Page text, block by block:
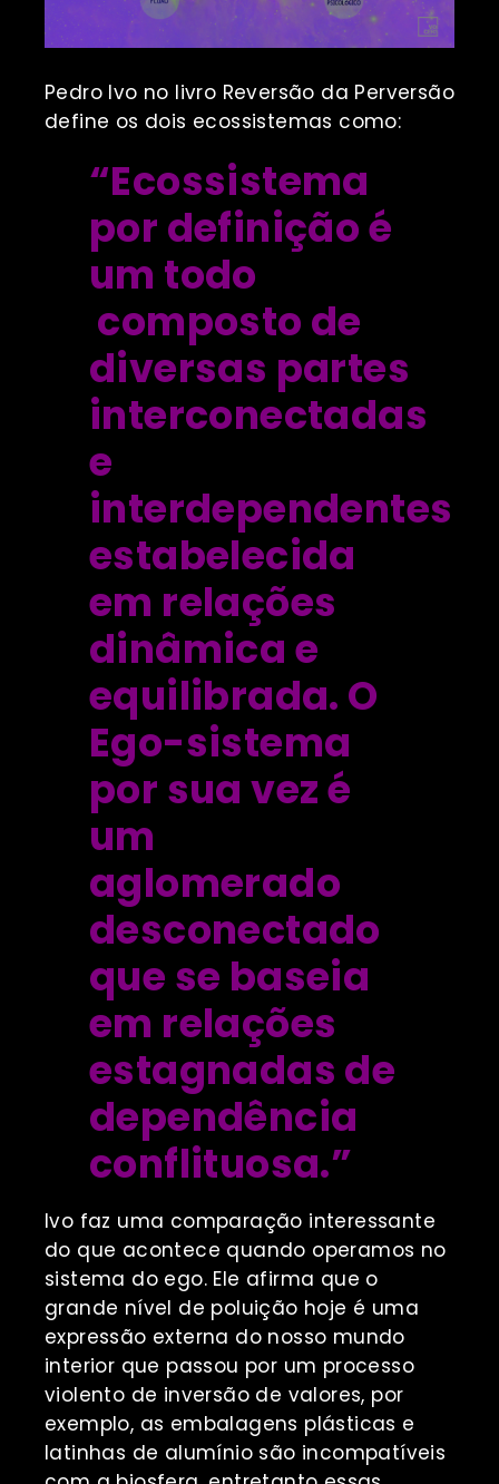
Pedro Ivo no livro Reversão da Perversão
define os dois ecossistemas como:
“Ecossistema
por definição é
um todo
composto de
diversas partes
interconectadas
e
interdependentes
estabelecida
em relações
dinâmica e
equilibrada. O
Ego-sistema
por sua vez é
um
aglomerado
desconectado
que se baseia
em relações
estagnadas de
dependência
conflituosa.”
Ivo faz uma comparação interessante
do que acontece quando operamos no
sistema do ego. Ele afirma que o
grande nível de poluição hoje é uma
expressão externa do nosso mundo
interior que passou por um processo
violento de inversão de valores, por
exemplo, as embalagens plásticas e
latinhas de alumínio são incompatíveis